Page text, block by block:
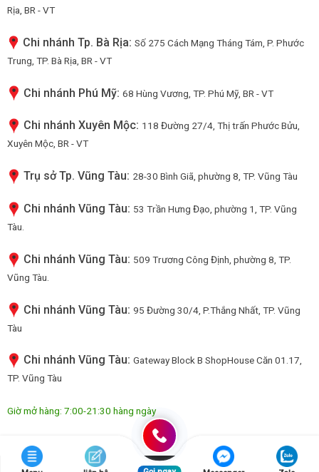
Rịa, BR - VT
Chi nhánh Tp. Bà Rịa: Số 275 Cách Mạng Tháng Tám, P. Phước
Trung, TP. Bà Rịa, BR - VT
Chi nhánh Phú Mỹ: 68 Hùng Vương, TP. Phú Mỹ, BR - VT
Chi nhánh Xuyên Mộc: 118 Đường 27/4, Thị trấn Phước Bửu,
Xuyên Mộc, BR - VT
Trụ sở Tp. Vũng Tàu: 28-30 Bình Giã, phường 8, TP. Vũng Tàu
Chi nhánh Vũng Tàu: 53 Trần Hưng Đạo, phường 1, TP. Vũng
Tàu.
Chi nhánh Vũng Tàu: 509 Trương Công Định, phường 8, TP.
Vũng Tàu.
Chi nhánh Vũng Tàu: 95 Đường 30/4, P.Thắng Nhất, TP. Vũng
Tàu
Chi nhánh Vũng Tàu: Gateway Block B ShopHouse Căn 01.17,
TP. Vũng Tàu
Giờ mở hàng: 7:00-21:30 hàng ngày